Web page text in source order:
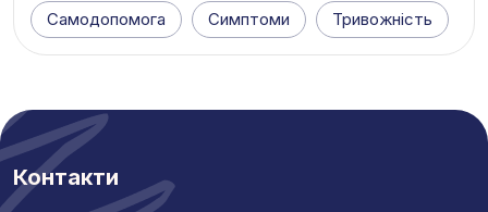
Самодопомога Симптоми Тривожність
Контакти